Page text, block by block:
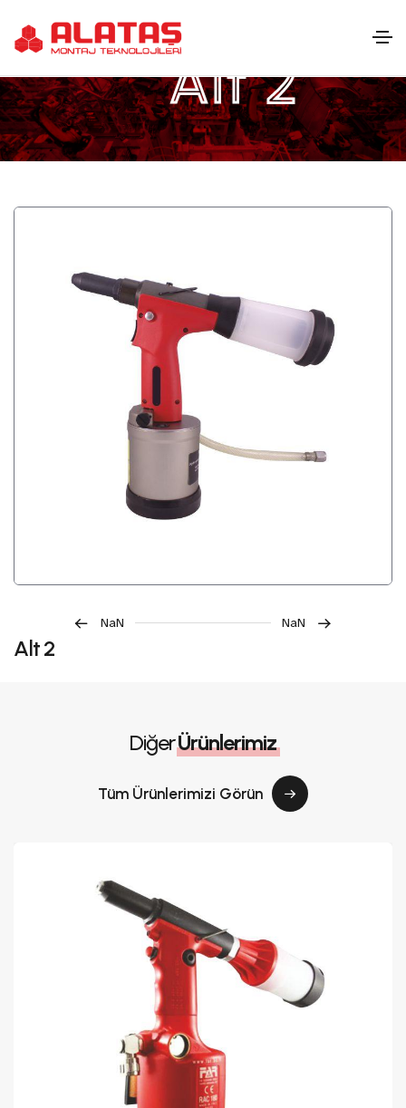
Alt 2
NaN NaN
Alt 2
DiğerÜrünlerimiz
Tüm Ürünlerimizi Görün